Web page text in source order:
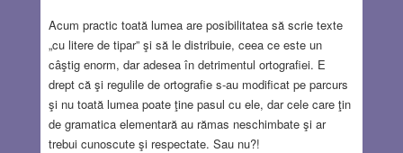
Acum practic toată lumea are posibilitatea să scrie texte
„cu litere de tipar” şi să le distribuie, ceea ce este un
câştig enorm, dar adesea în detrimentul ortografiei. E
drept că şi regulile de ortografie s-au modificat pe parcurs
şi nu toată lumea poate ţine pasul cu ele, dar cele care ţin
de gramatica elementară au rămas neschimbate şi ar
trebui cunoscute şi respectate. Sau nu?!